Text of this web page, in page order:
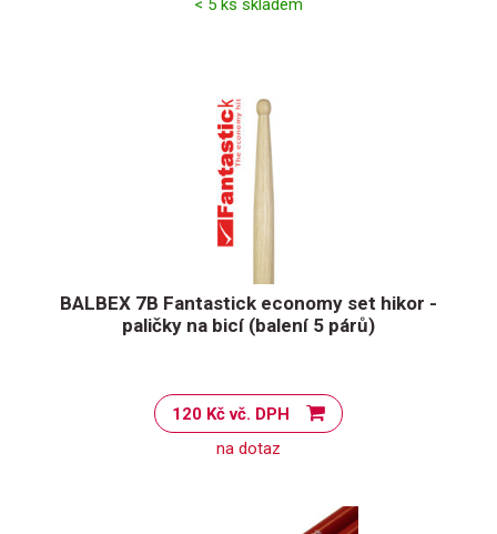
< 5 ks skladem
BALBEX 7B Fantastick economy set hikor -
paličky na bicí (balení 5 párů)
120 Kč vč. DPH
na dotaz